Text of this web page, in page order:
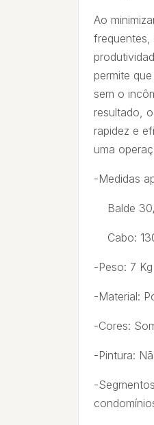
Ao
frequentes,
permite
sem o
resultado,
rapidez e
uma
-Medidas
Balde
Cabo:
-Peso: 7 Kg
-Material:
-Cores:
-Pintura:
-